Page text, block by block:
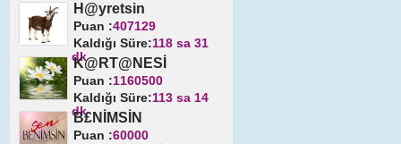
H@yretsin
Puan :407129
Kaldığı Süre:118 sa 31
dk
K@RT@NESİ
Puan :1160500
Kaldığı Süre:113 sa 14
dk
B£NİMSİN
Puan :60000